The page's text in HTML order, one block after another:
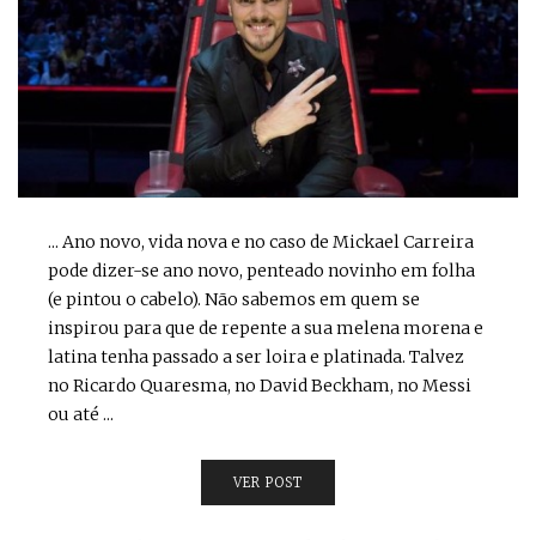
... Ano novo, vida nova e no caso de Mickael Carreira
pode dizer-se ano novo, penteado novinho em folha
(e pintou o cabelo). Não sabemos em quem se
inspirou para que de repente a sua melena morena e
latina tenha passado a ser loira e platinada. Talvez
no Ricardo Quaresma, no David Beckham, no Messi
ou até ...
VER POST